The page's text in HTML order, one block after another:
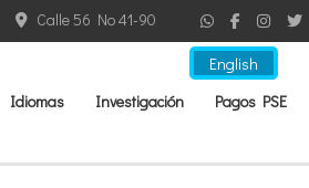
English
Calle 56 No 41-90
Idiomas Investigación Pagos PSE